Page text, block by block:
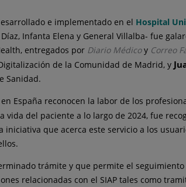
e implementado en el Hospital
Infanta Elena y General Villalba- fue
entregados por Diario Médicoy Correo
de la Comunidad de Madrid, y
Sanidad.
España reconocen la labor de los
del paciente a lo largo de 2024, fue
que acerca este servicio a los
trámite y que permite el
relacionadas con el SIAP tales como